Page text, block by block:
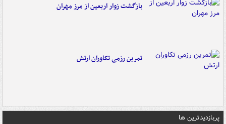
بازگشت زوار اربعین از مرز مهران
تمرین رزمی تکاوران ارتش
پربازدیدترین ها